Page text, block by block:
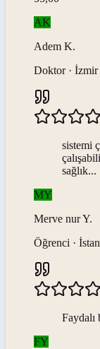
AK
Adem K.
Doktor · İzmir
sistemi
sağlık...
MY
Merve nurY.
Öğrenci ·
Faydalı
FY